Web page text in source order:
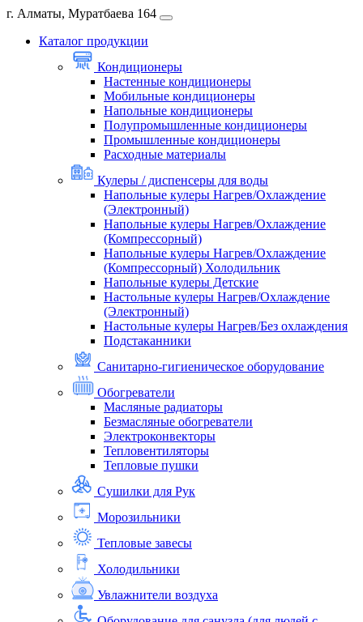
г. Алматы, Муратбаева 164
Каталог продукции
Кондиционеры
Настенные кондиционеры
Мобильные кондиционеры
Напольные кондиционеры
Полупромышленные кондиционеры
Промышленные кондиционеры
Расходные материалы
Кулеры / диспенсеры для воды
Напольные кулеры Нагрев/Охлаждение
(Электронный)
Напольные кулеры Нагрев/Охлаждение
(Компрессорный)
Напольные кулеры Нагрев/Охлаждение
(Компрессорный) Холодильник
Напольные кулеры Детские
Настольные кулеры Нагрев/Охлаждение
(Электронный)
Настольные кулеры Нагрев/Без охлаждения
Подстаканники
Санитарно-гигиеническое оборудование
Обогреватели
Масляные радиаторы
Безмасляные обогреватели
Электроконвекторы
Тепловентиляторы
Тепловые пушки
Сушилки для Рук
Морозильники
Тепловые завесы
Холодильники
Увлажнители воздуха